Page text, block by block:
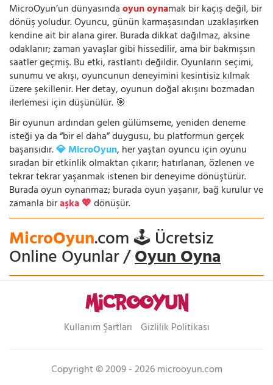
MicroOyun’un dünyasındaoyun oynamak bir kaçış değil, bir
dönüş yoludur. Oyuncu, günün karmaşasından uzaklaşırken
kendine ait bir alana girer. Burada dikkat dağılmaz, aksine
odaklanır; zaman yavaşlar gibi hissedilir, ama bir bakmışsın
saatler geçmiş. Bu etki, rastlantı değildir. Oyunların seçimi,
sunumu ve akışı, oyuncunun deneyimini kesintisiz kılmak
üzere şekillenir. Her detay, oyunun doğal akışını bozmadan
ilerlemesi için düşünülür. 🎯
Bir oyunun ardından gelen gülümseme, yeniden deneme
isteği ya da “bir el daha” duygusu, bu platformun gerçek
başarısıdır.💎 MicroOyun, her yaştan oyuncu için oyunu
sıradan bir etkinlik olmaktan çıkarır; hatırlanan, özlenen ve
tekrar tekrar yaşanmak istenen bir deneyime dönüştürür.
Burada oyun oynanmaz; burada oyun yaşanır, bağ kurulur ve
zamanla biraşka 💖dönüşür.
MicroOyun.com 🕹️ Ücretsiz
Online Oyunlar /Oyun Oyna
Kullanım Şartları Gizlilik Politikası
Copyright © 2009 - 2026 microoyun.com